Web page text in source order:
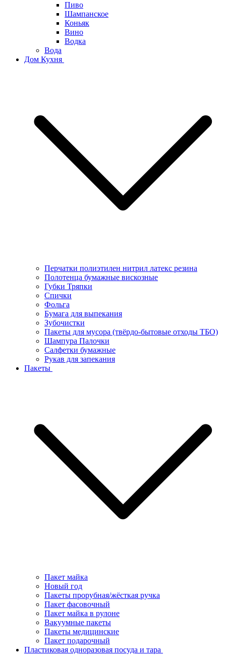
Пиво
Шампанское
Коньяк
Вино
Водка
Вода
Дом Кухня
Перчатки полиэтилен нитрил латекс резина
Полотенца бумажные вискозные
Губки Тряпки
Спички
Фольга
Бумага для выпекания
Зубочистки
Пакеты для мусора (твёрдо-бытовые отходы ТБО)
Шампура Палочки
Салфетки бумажные
Рукав для запекания
Пакеты
Пакет майка
Новый год
Пакеты прорубная/жёсткая ручка
Пакет фасовочный
Пакет майка в рулоне
Вакуумные пакеты
Пакеты медицинские
Пакет подарочный
Пластиковая одноразовая посуда и тара